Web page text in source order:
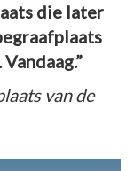
die later
van de